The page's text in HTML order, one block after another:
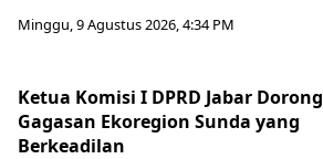
Minggu, 9 Agustus 2026, 4:34 PM
Ketua Komisi I DPRD Jabar Dorong
Gagasan Ekoregion Sunda yang
Berkeadilan